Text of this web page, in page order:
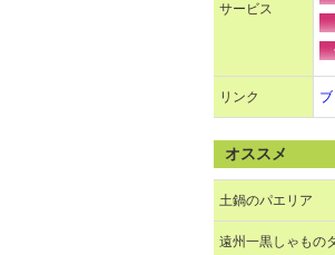
サービス
リンク
オススメ
土鍋のパエリア
遠州一黒しゃもの